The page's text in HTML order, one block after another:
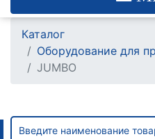
Каталог
Оборудование для
JUMBO